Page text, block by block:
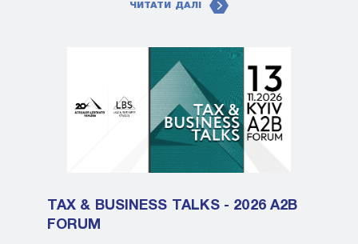
ЧИТАТИ ДАЛІ
TAX & BUSINESS TALKS - 2026 A2B
FORUM